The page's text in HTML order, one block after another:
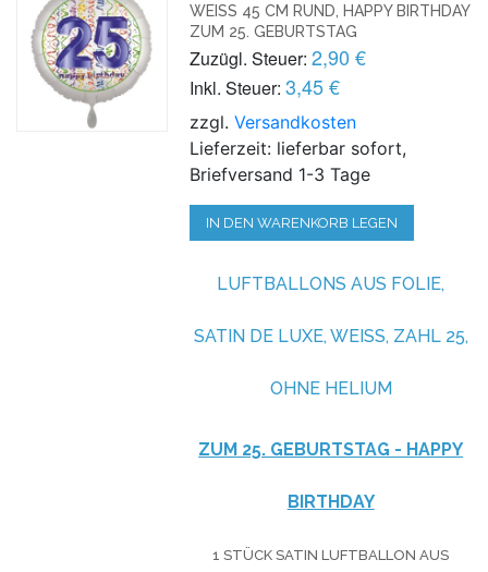
WEISS 45 CM RUND, HAPPY BIRTHDAY Z
UM 25. GEBURTSTAG
Zuzügl. Steuer: 2,90 €
Inkl. Steuer: 3,45 €
zzgl.Versandkosten
Lieferzeit: lieferbar sofort,
Briefversand 1-3 Tage
IN DEN WARENKORB LEGEN
LUFTBALLONS AUS FOLIE,
SATIN DE LUXE, WEISS, ZAHL 25, O
HNE HELIUM
ZUM 25. GEBURTSTAG - HAPPY
BIRTHDAY
1 STÜCK SATIN LUFTBALLON AUS